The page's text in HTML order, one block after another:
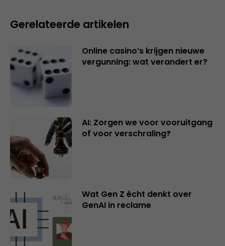
Gerelateerde artikelen
Online casino’s krijgen nieuwe
vergunning: wat verandert er?
AI: Zorgen we voor vooruitgang
of voor verschraling?
Wat Gen Z écht denkt over
GenAI in reclame